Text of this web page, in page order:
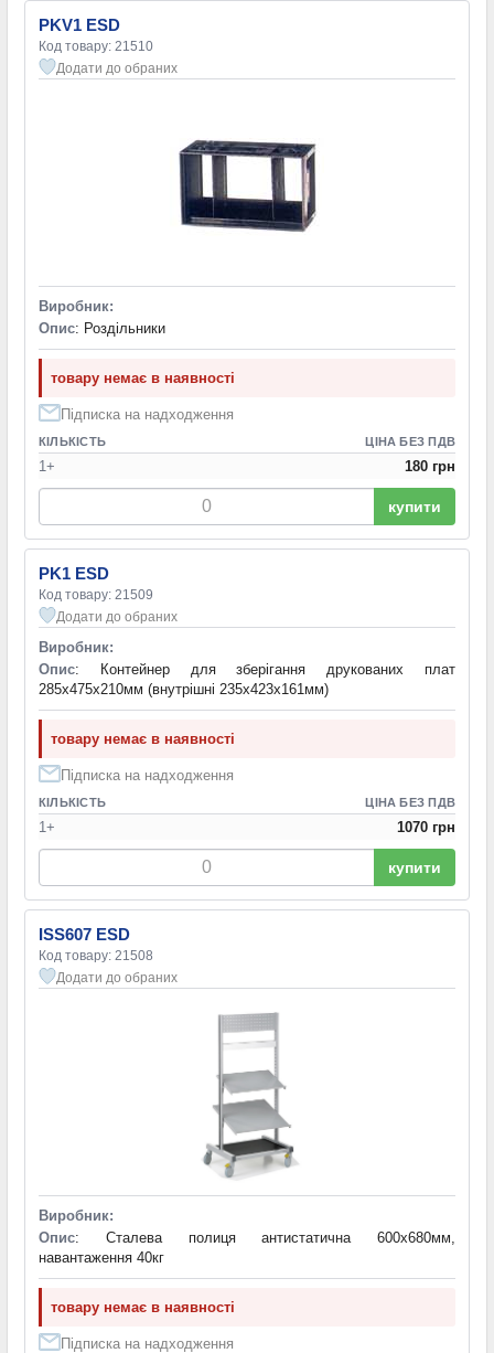
PKV1 ESD
Код товару: 21510
Додати до обраних
Виробник:
Опис: Роздільники
товару немає в наявності
Підписка на надходження
КІЛЬКІСТЬ ЦІНА БЕЗ ПДВ
1+ 180 грн
купити
PK1 ESD
Код товару: 21509
Додати до обраних
Виробник:
Опис: Контейнер для зберігання друкованих плат
285х475х210мм (внутрішні 235х423х161мм)
товару немає в наявності
Підписка на надходження
КІЛЬКІСТЬ ЦІНА БЕЗ ПДВ
1+ 1070 грн
купити
ISS607 ESD
Код товару: 21508
Додати до обраних
Виробник:
Опис: Сталева полиця антистатична 600х680мм,
навантаження 40кг
товару немає в наявності
Підписка на надходження